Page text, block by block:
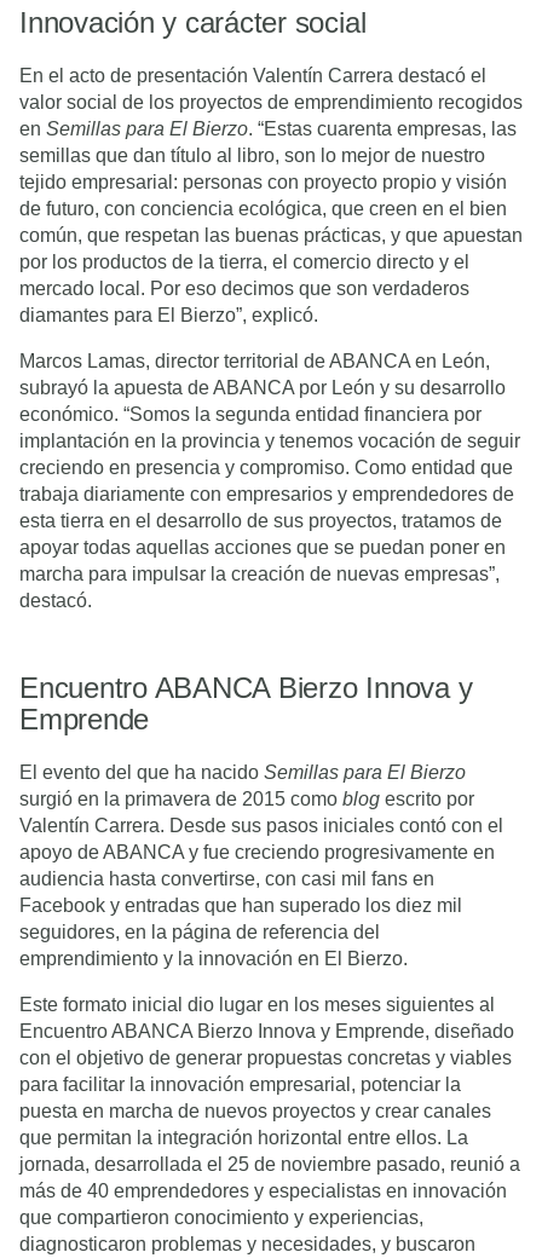
Innovación y carácter social
En el acto de presentación Valentín Carrera destacó el
valor social de los proyectos de emprendimiento recogidos
en Semillas para El Bierzo. “Estas cuarenta empresas, las
semillas que dan título al libro, son lo mejor de nuestro
tejido empresarial: personas con proyecto propio y visión
de futuro, con conciencia ecológica, que creen en el bien
común, que respetan las buenas prácticas, y que apuestan
por los productos de la tierra, el comercio directo y el
mercado local. Por eso decimos que son verdaderos
diamantes para El Bierzo”, explicó.
Marcos Lamas, director territorial de ABANCA en León,
subrayó la apuesta de ABANCA por León y su desarrollo
económico. “Somos la segunda entidad financiera por
implantación en la provincia y tenemos vocación de seguir
creciendo en presencia y compromiso. Como entidad que
trabaja diariamente con empresarios y emprendedores de
esta tierra en el desarrollo de sus proyectos, tratamos de
apoyar todas aquellas acciones que se puedan poner en
marcha para impulsar la creación de nuevas empresas”,
destacó.
Encuentro ABANCA Bierzo Innova y
Emprende
El evento del que ha nacido Semillas para El Bierzo
surgió en la primavera de 2015 como blog escrito por
Valentín Carrera. Desde sus pasos iniciales contó con el
apoyo de ABANCA y fue creciendo progresivamente en
audiencia hasta convertirse, con casi mil fans en
Facebook y entradas que han superado los diez mil
seguidores, en la página de referencia del
emprendimiento y la innovación en El Bierzo.
Este formato inicial dio lugar en los meses siguientes al
Encuentro ABANCA Bierzo Innova y Emprende, diseñado
con el objetivo de generar propuestas concretas y viables
para facilitar la innovación empresarial, potenciar la
puesta en marcha de nuevos proyectos y crear canales
que permitan la integración horizontal entre ellos. La
jornada, desarrollada el 25 de noviembre pasado, reunió a
más de 40 emprendedores y especialistas en innovación
que compartieron conocimiento y experiencias,
diagnosticaron problemas y necesidades, y buscaron